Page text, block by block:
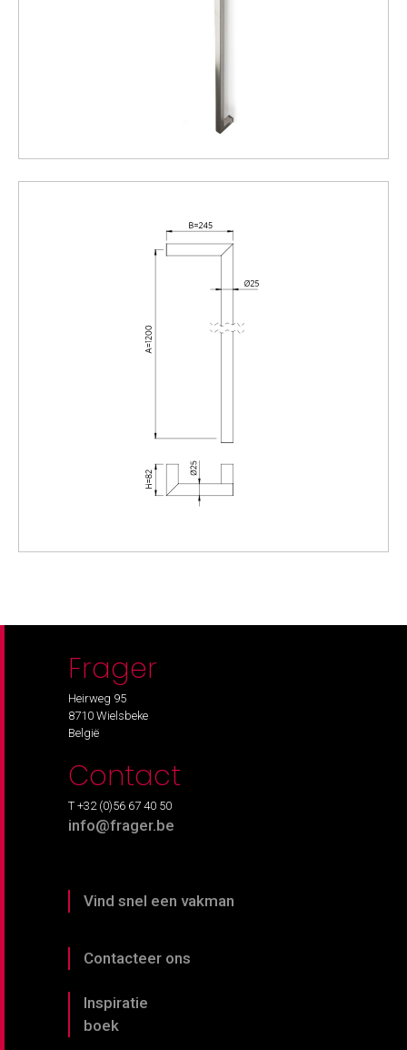
Frager
Heirweg 95
8710 Wielsbeke
België
Contact
T +32 (0)56 67 40 50
info@frager.be
Vind snel een vakman
Contacteer ons
Inspiratie
boek